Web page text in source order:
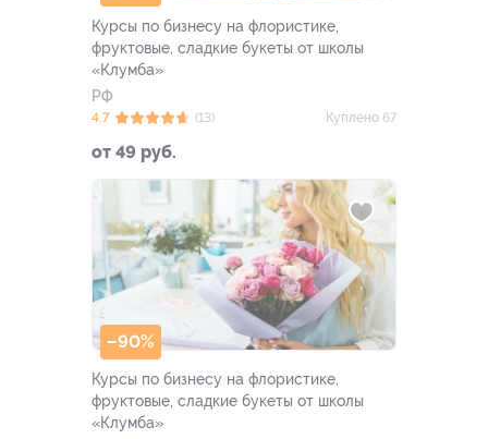
Курсы по бизнесу на флористике,
фруктовые, сладкие букеты от школы
«Клумба»
РФ
от 49 руб.
4.7 (13) Куплено 67
–90%
Курсы по бизнесу на флористике,
фруктовые, сладкие букеты от школы
«Клумба»